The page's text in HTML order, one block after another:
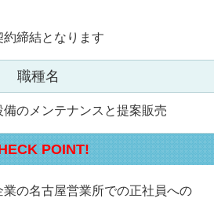
締結となります
職種名
備のメンテナンスと提案販売
POINT!
の名古屋営業所での正社員への